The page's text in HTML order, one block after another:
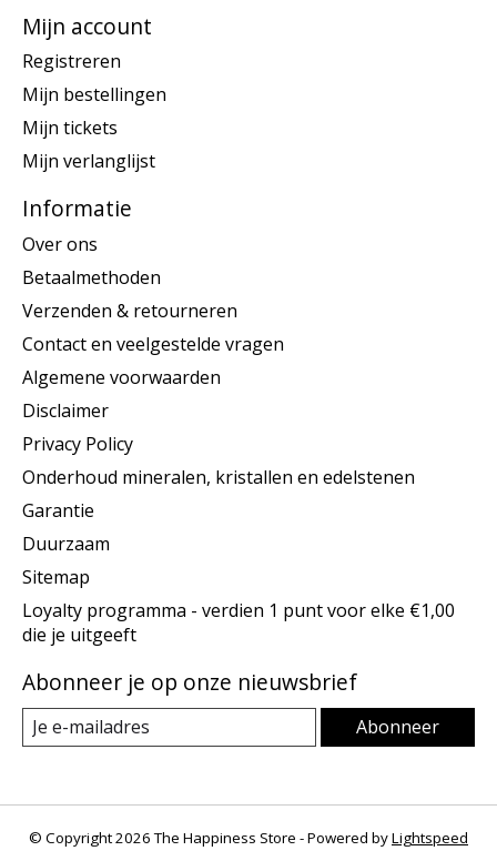
Mijn account
Registreren
Mijn bestellingen
Mijn tickets
Mijn verlanglijst
Informatie
Over ons
Betaalmethoden
Verzenden & retourneren
Contact en veelgestelde vragen
Algemene voorwaarden
Disclaimer
Privacy Policy
Onderhoud mineralen, kristallen en edelstenen
Garantie
Duurzaam
Sitemap
Loyalty programma - verdien 1 punt voor elke €1,00
die je uitgeeft
Abonneer je op onze nieuwsbrief
Abonneer
© Copyright 2026 The Happiness Store - Powered byLightspeed